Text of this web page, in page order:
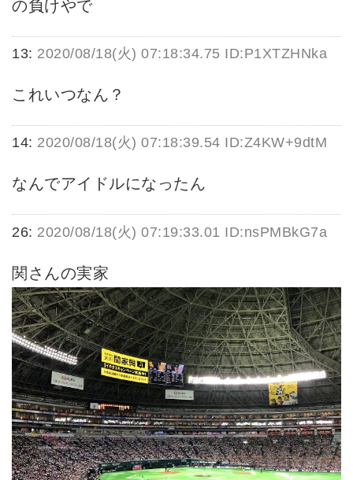
の負けやで
13: 2020/08/18(火) 07:18:34.75 ID:P1XTZHNka
これいつなん？
14: 2020/08/18(火) 07:18:39.54 ID:Z4KW+9dtM
なんでアイドルになったん
26: 2020/08/18(火) 07:19:33.01 ID:nsPMBkG7a
関さんの実家